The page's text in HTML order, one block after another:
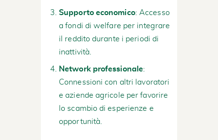
Supporto economico: Accesso
a fondi di welfare per integrare
il reddito durante i periodi di
inattività.
Network professionale:
Connessioni con altri lavoratori
e aziende agricole per favorire
lo scambio di esperienze e
opportunità.